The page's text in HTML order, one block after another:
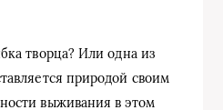
творца? Или одна из
природой своим
выживания в этом